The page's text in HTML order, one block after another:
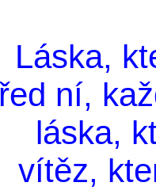
Láska,
ní,
láska,
vítěz,